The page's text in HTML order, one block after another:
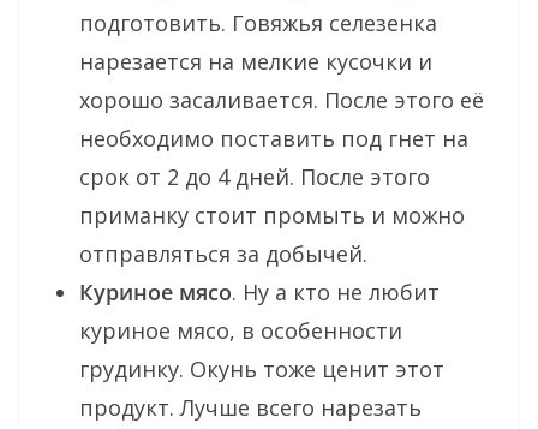
подготовить. Говяжья селезенка
нарезается на мелкие кусочки и
хорошо засаливается. После этого её
необходимо поставить под гнет на
срок от 2 до 4 дней. После этого
приманку стоит промыть и можно
отправляться за добычей.
Куриное мясо. Ну а кто не любит
куриное мясо, в особенности
грудинку. Окунь тоже ценит этот
продукт. Лучше всего нарезать